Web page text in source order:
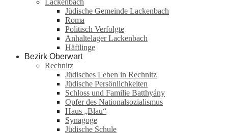
Lackenbach
Jüdische Gemeinde Lackenbach
Roma
Politisch Verfolgte
Anhaltelager Lackenbach
Häftlinge
Bezirk Oberwart
Rechnitz
Jüdisches Leben in Rechnitz
Jüdische Persönlichkeiten
Schloss und Familie Batthyány
Opfer des Nationalsozialismus
Haus „Blau“
Synagoge
Jüdische Schule